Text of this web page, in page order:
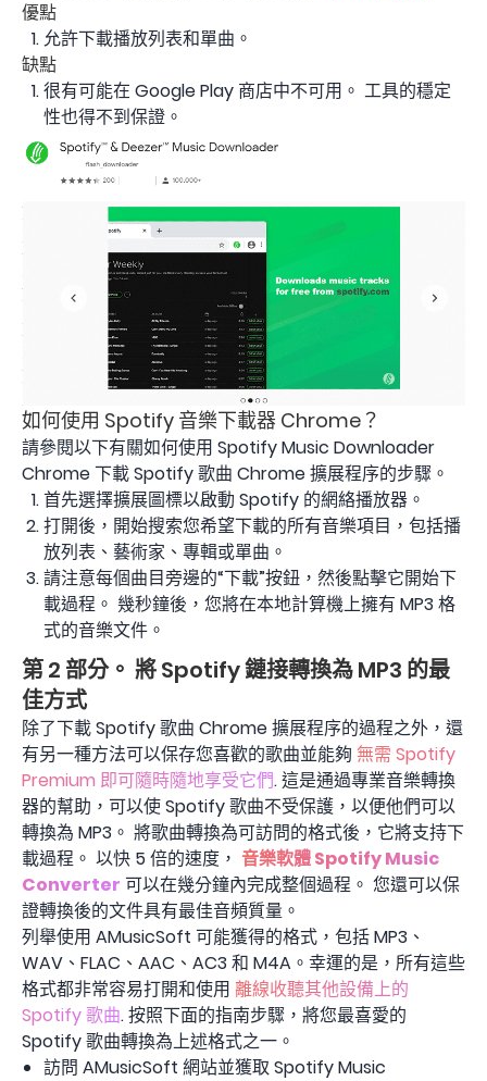
優點
允許下載播放列表和單曲。
缺點
很有可能在 Google Play 商店中不可用。 工具的穩定
性也得不到保證。
如何使用 Spotify 音樂下載器 Chrome？
請參閱以下有關如何使用 Spotify Music Downloader
Chrome 下載 Spotify 歌曲 Chrome 擴展程序的步驟。
首先選擇擴展圖標以啟動 Spotify 的網絡播放器。
打開後，開始搜索您希望下載的所有音樂項目，包括播
放列表、藝術家、專輯或單曲。
請注意每個曲目旁邊的“下載”按鈕，然後點擊它開始下
載過程。 幾秒鐘後，您將在本地計算機上擁有 MP3 格
式的音樂文件。
第 2 部分。 將 Spotify 鏈接轉換為 MP3 的最
佳方式
除了下載 Spotify 歌曲 Chrome 擴展程序的過程之外，還
有另一種方法可以保存您喜歡的歌曲並能夠 無需 Spotify
Premium 即可隨時隨地享受它們. 這是通過專業音樂轉換
器的幫助，可以使 Spotify 歌曲不受保護，以便他們可以
轉換為 MP3。 將歌曲轉換為可訪問的格式後，它將支持下
載過程。 以快 5 倍的速度， 音樂軟體 Spotify Music
Converter 可以在幾分鐘內完成整個過程。 您還可以保
證轉換後的文件具有最佳音頻質量。
列舉使用 AMusicSoft 可能獲得的格式，包括 MP3、
WAV、FLAC、AAC、AC3 和 M4A。幸運的是，所有這些
格式都非常容易打開和使用 離線收聽其他設備上的
Spotify 歌曲. 按照下面的指南步驟，將您最喜愛的
Spotify 歌曲轉換為上述格式之一。
訪問 AMusicSoft 網站並獲取 Spotify Music